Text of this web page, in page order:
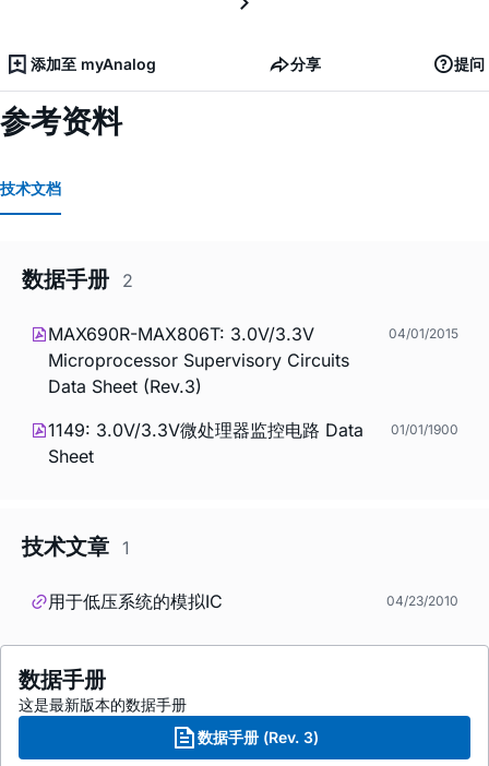
添加至 myAnalog 分享 提问
参考资料
技术文档
数据手册 2
MAX690R-MAX806T: 3.0V/3.3V
Microprocessor Supervisory Circuits
Data Sheet (Rev.3)
04/01/2015
1149: 3.0V/3.3V微处理器监控电路 Data
Sheet
01/01/1900
技术文章 1
用于低压系统的模拟IC 04/23/2010
数据手册
这是最新版本的数据手册
数据手册 (Rev. 3)